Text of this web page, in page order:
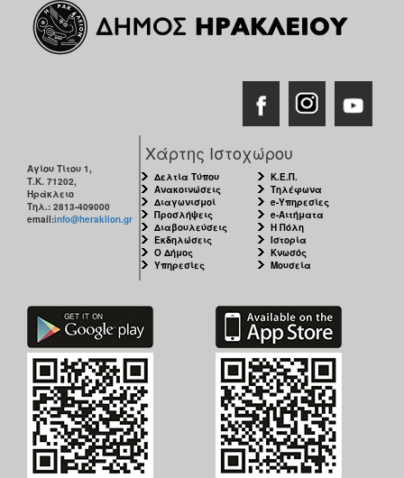
Αγίου Τίτου 1,
Τ.Κ. 71202,
Ηράκλειο
Τηλ.: 2813-409000
email:info@heraklion.gr
Χάρτης Ιστοχώρου
Δελτία Τύπου
Ανακοινώσεις
Διαγωνισμοί
Προσλήψεις
Διαβουλεύσεις
Εκδηλώσεις
Ο Δήμος
Υπηρεσίες
Κ.Ε.Π.
Τηλέφωνα
e-Υπηρεσίες
e-Αιτήματα
Η Πόλη
Ιστορία
Κνωσός
Μουσεία